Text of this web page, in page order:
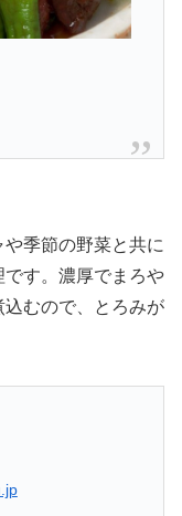
季節の野菜と共に
す。濃厚でまろや
むので、とろみが